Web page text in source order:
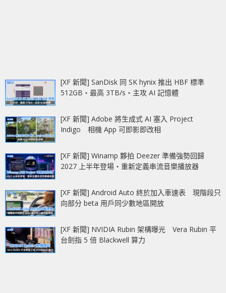
[XF 新聞] SanDisk 同 SK hynix 推出 HBF 標準
512GB‧最高 3TB/s‧主攻 AI 記憶體
[XF 新聞] Adobe 將生成式 AI 塞入 Project
Indigo 相機 App 可即影即改相
[XF 新聞] Winamp 夥拍 Deezer 準備強勢回歸
2027 上半年登場‧重新定義串流音樂播放器
[XF 新聞] Android Auto 終於加入車速表 現階段只
向部分 beta 用戶同少數地區開放
[XF 新聞] NVIDIA Rubin 架構曝光 Vera Rubin 平
台劍指 5 倍 Blackwell 算力